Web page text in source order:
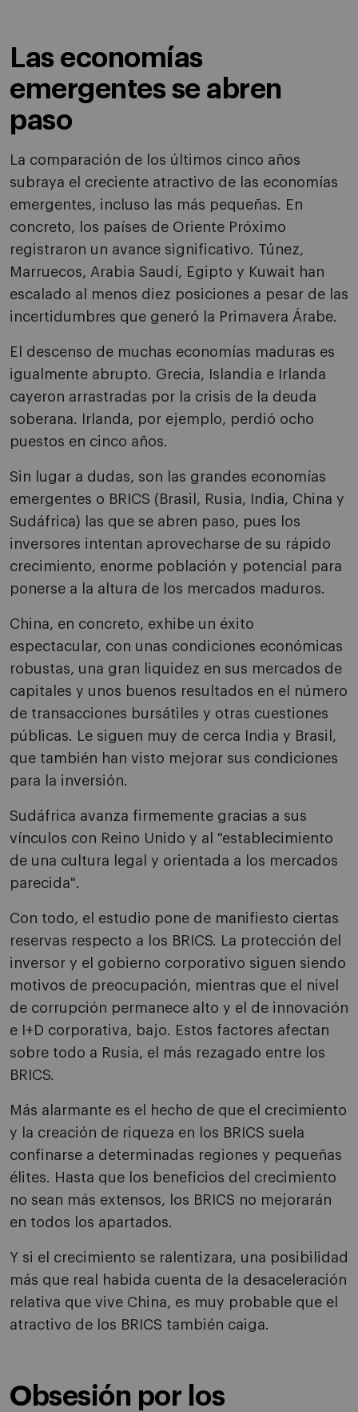
Las economías
emergentes se abren
paso
La comparación de los últimos cinco años
subraya el creciente atractivo de las economías
emergentes, incluso las más pequeñas. En
concreto, los países de Oriente Próximo
registraron un avance significativo. Túnez,
Marruecos, Arabia Saudí, Egipto y Kuwait han
escalado al menos diez posiciones a pesar de las
incertidumbres que generó la Primavera Árabe.
El descenso de muchas economías maduras es
igualmente abrupto. Grecia, Islandia e Irlanda
cayeron arrastradas por la crisis de la deuda
soberana. Irlanda, por ejemplo, perdió ocho
puestos en cinco años.
Sin lugar a dudas, son las grandes economías
emergentes o BRICS (Brasil, Rusia, India, China y
Sudáfrica) las que se abren paso, pues los
inversores intentan aprovecharse de su rápido
crecimiento, enorme población y potencial para
ponerse a la altura de los mercados maduros.
China, en concreto, exhibe un éxito
espectacular, con unas condiciones económicas
robustas, una gran liquidez en sus mercados de
capitales y unos buenos resultados en el número
de transacciones bursátiles y otras cuestiones
públicas. Le siguen muy de cerca India y Brasil,
que también han visto mejorar sus condiciones
para la inversión.
Sudáfrica avanza firmemente gracias a sus
vínculos con Reino Unido y al "establecimiento
de una cultura legal y orientada a los mercados
parecida".
Con todo, el estudio pone de manifiesto ciertas
reservas respecto a los BRICS. La protección del
inversor y el gobierno corporativo siguen siendo
motivos de preocupación, mientras que el nivel
de corrupción permanece alto y el de innovación
e I+D corporativa, bajo. Estos factores afectan
sobre todo a Rusia, el más rezagado entre los
BRICS.
Más alarmante es el hecho de que el crecimiento
y la creación de riqueza en los BRICS suela
confinarse a determinadas regiones y pequeñas
élites. Hasta que los beneficios del crecimiento
no sean más extensos, los BRICS no mejorarán
en todos los apartados.
Y si el crecimiento se ralentizara, una posibilidad
más que real habida cuenta de la desaceleración
relativa que vive China, es muy probable que el
atractivo de los BRICS también caiga.
Obsesión por los